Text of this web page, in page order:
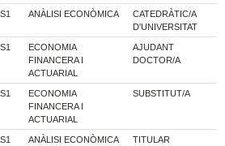
ANÀLISI ECONÒMICA
CATEDRÀTIC/A
D'UNIVERSITAT
ECONOMIA
FINANCERA I
ACTUARIAL
AJUDANT
DOCTOR/A
ECONOMIA
FINANCERA I
ACTUARIAL
SUBSTITUT/A
ANÀLISI ECONÒMICA
TITULAR